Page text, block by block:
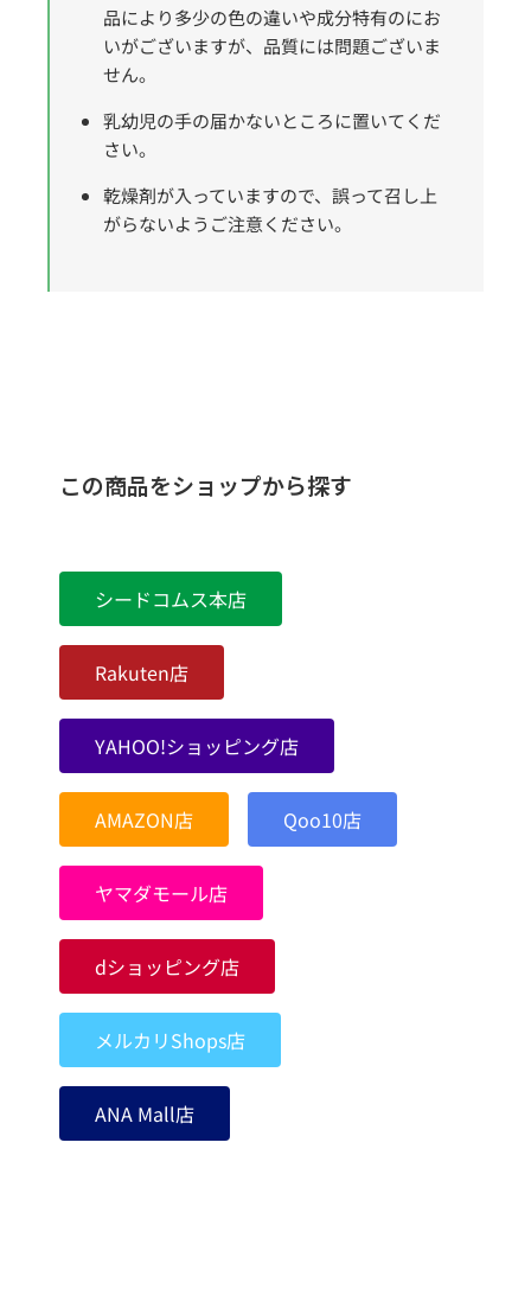
品により多少の色の違いや成分特有のにお
いがございますが、品質には問題ございま
せん。
乳幼児の手の届かないところに置いてくだ
さい。
乾燥剤が入っていますので、誤って召し上
がらないようご注意ください。
この商品をショップから探す
シードコムス本店
Rakuten店
YAHOO!ショッピング店
AMAZON店 Qoo10店
ヤマダモール店
dショッピング店
メルカリShops店
ANA Mall店